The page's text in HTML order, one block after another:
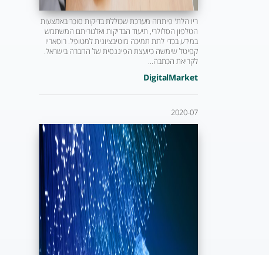
ריו הלת' פיתחה מערכת שכוללת בדיקות סוכר באמצעות
הטלפון הסלולרי, תיעוד הבדיקות ואלגוריתם המשתמש
במידע בכדי לתת תמיכה מוטיבציונית למטופל. רוסאריו
קפיטל שימשה כיועצת הפיננסית של החברה בישראל.
לקריאת הכתבה...
DigitalMarket
2020-07